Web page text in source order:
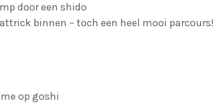
door een shido
binnen – toch een heel mooi parcours!
op goshi